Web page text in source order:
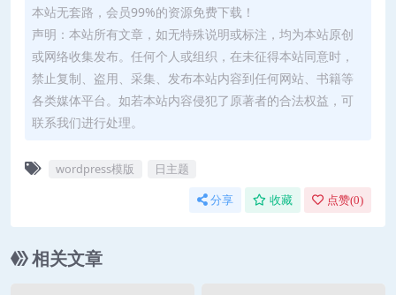
本站无套路，会员99%的资源免费下载！
声明：本站所有文章，如无特殊说明或标注，均为本站原创
或网络收集发布。任何个人或组织，在未征得本站同意时，
禁止复制、盗用、采集、发布本站内容到任何网站、书籍等
各类媒体平台。如若本站内容侵犯了原著者的合法权益，可
联系我们进行处理。
wordpress模版 日主题
分享 收藏 点赞(0)
相关文章